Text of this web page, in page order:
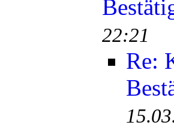
22:21
Re: